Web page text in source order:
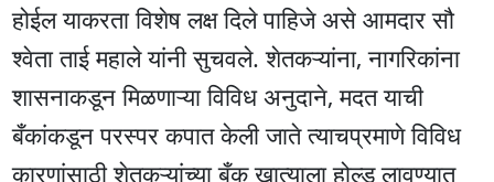
होईल याकरता विशेष लक्ष दिले पाहिजे असे आमदार सौ
श्वेता ताई महाले यांनी सुचवले. शेतकऱ्यांना, नागरिकांना
शासनाकडून मिळणाऱ्या विविध अनुदाने, मदत याची
बँकांकडून परस्पर कपात केली जाते त्याचप्रमाणे विविध
कारणांसाठी शेतकऱ्यांच्या बँक खात्याला होल्ड लावण्यात